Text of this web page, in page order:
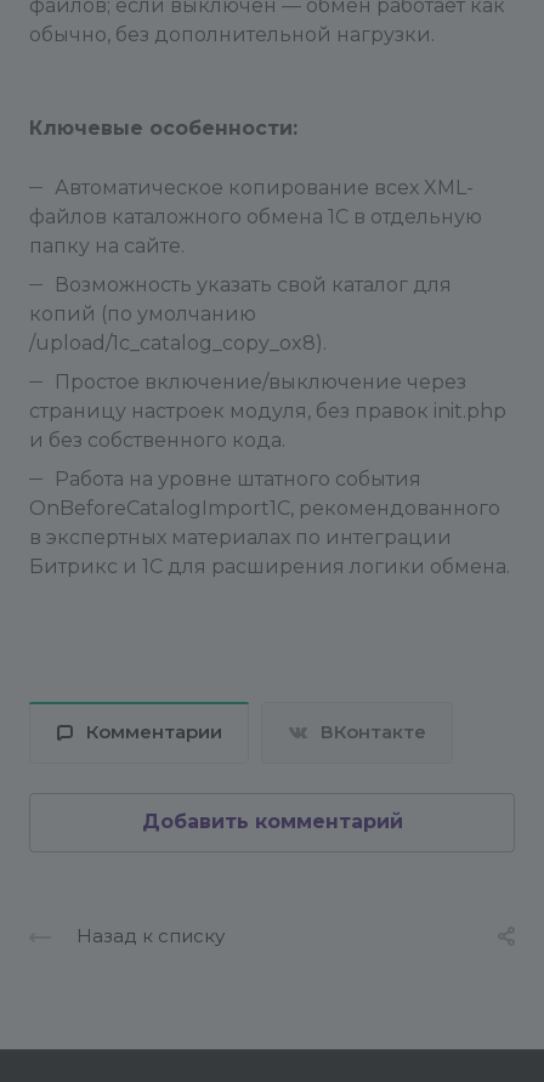
файлов; если выключен — обмен работает как
обычно, без дополнительной нагрузки.
Ключевые особенности:
Автоматическое копирование всех XML-
файлов каталожного обмена 1С в отдельную
папку на сайте.
Возможность указать свой каталог для
копий (по умолчанию
/upload/1c_catalog_copy_ox8).
Простое включение/выключение через
страницу настроек модуля, без правок init.php
и без собственного кода.
Работа на уровне штатного события
OnBeforeCatalogImport1C, рекомендованного
в экспертных материалах по интеграции
Битрикс и 1С для расширения логики обмена.
Комментарии ВКонтакте
Добавить комментарий
Назад к списку